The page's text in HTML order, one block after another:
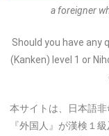
a foreigner
Should you have any
(Kanken) level 1 or
本サイトは、日本語
『外国人』が漢検１